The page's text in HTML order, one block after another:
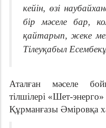
кейін, өзі
бір мәселе бар,
қайтарып, жеке
Тілеуқабыл
Аталған мәселе
тілшілері «Шет-
Құрманғазы Әміровқа